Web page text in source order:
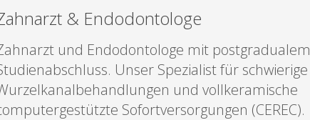
& Endodontologe
und Endodontologe mit postgradualem
Unser Spezialist für schwierige
und vollkeramische
Sofortversorgungen (CEREC).